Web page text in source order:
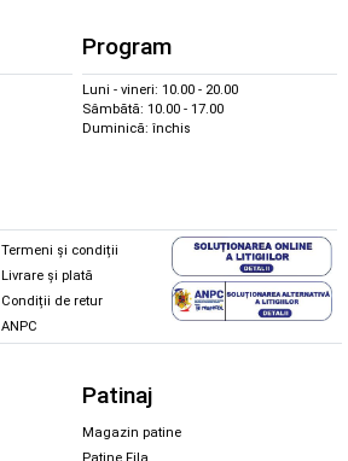
Program
Luni - vineri: 10.00 - 20.00
Sâmbătă: 10.00 - 17.00
Duminică: închis
Termeni și condiții
Livrare și plată
Condiții de retur
ANPC
Patinaj
Magazin patine